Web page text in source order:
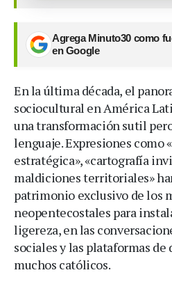
Agrega Minuto30 como
en Google
En la última década, el
sociocultural en América
una transformación sutil
lenguaje. Expresiones como
estratégica», «cartografía
maldiciones territoriales»
patrimonio exclusivo de los
neopentecostales para
ligereza, en las
sociales y las plataformas
muchos católicos.